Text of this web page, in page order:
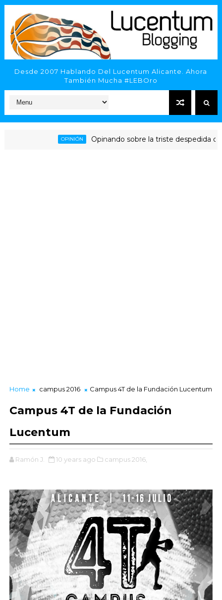
Desde 2007 Hablando Del Lucentum Alicante. Ahora
También Mucha #LEBOro
OPINIÓN Opinando sobre la triste despedida del
Home campus 2016 Campus 4T de la Fundación Lucentum
Campus 4T de la Fundación
Lucentum
Ramón J. 10 years ago campus 2016,